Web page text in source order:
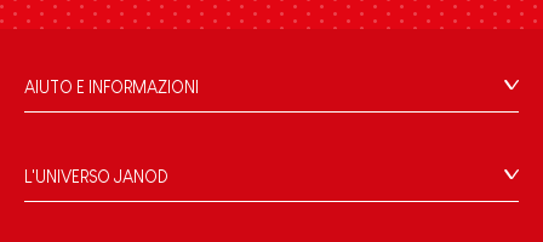
AIUTO E INFORMAZIONI
Domande Frequenti
Contatti
L'UNIVERSO JANOD